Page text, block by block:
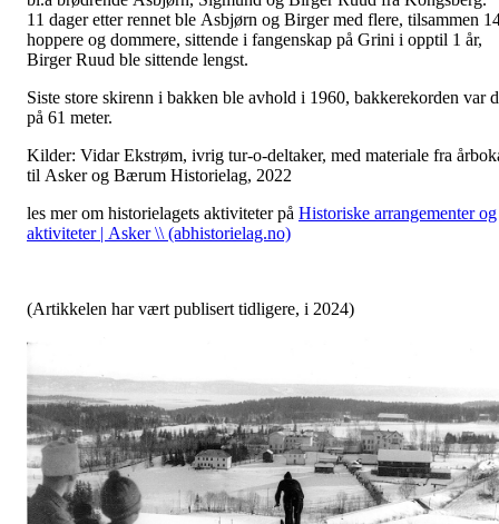
11 dager etter rennet ble Asbjørn og Birger med flere, tilsammen
hoppere og dommere, sittende i fangenskap på Grini i opptil 1 år,
Birger Ruud ble sittende lengst.
Siste store skirenn i bakken ble avhold i 1960, bakkerekorden var
på 61 meter.
Kilder: Vidar Ekstrøm, ivrig tur-o-deltaker, med materiale fra
til Asker og Bærum Historielag, 2022
les mer om historielagets aktiviteter på Historiske arrangementer og
aktiviteter | Asker \\ (abhistorielag.no)
(Artikkelen har vært publisert tidligere, i 2024)